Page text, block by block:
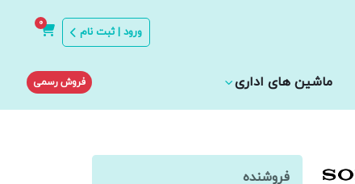
ورود | ثبت نام
0
ماشین های اداری فروش رسمی
فروشنده